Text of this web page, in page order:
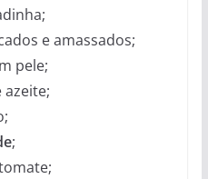
e amassados;
pele;
azeite;
;